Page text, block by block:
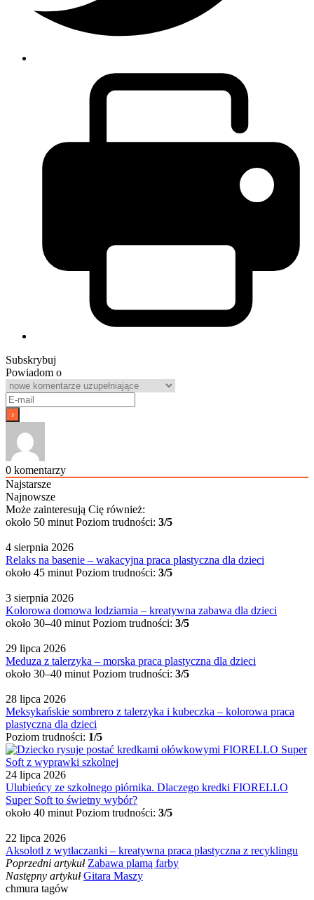
Subskrybuj
Powiadom o
0 komentarzy
Najstarsze
Najnowsze
Może zainteresują Cię również:
około 50 minut Poziom trudności: 3/5
4 sierpnia 2026
Relaks na basenie – wakacyjna praca plastyczna dla dzieci
około 45 minut Poziom trudności: 3/5
3 sierpnia 2026
Kolorowa domowa lodziarnia – kreatywna zabawa dla dzieci
około 30–40 minut Poziom trudności: 3/5
29 lipca 2026
Meduza z talerzyka – morska praca plastyczna dla dzieci
około 30–40 minut Poziom trudności: 3/5
28 lipca 2026
Meksykańskie sombrero z talerzyka i kubeczka – kolorowa praca
plastyczna dla dzieci
Poziom trudności: 1/5
24 lipca 2026
Ulubieńcy ze szkolnego piórnika. Dlaczego kredki FIORELLO
Super Soft to świetny wybór?
około 40 minut Poziom trudności: 3/5
22 lipca 2026
Aksolotl z wytłaczanki – kreatywna praca plastyczna z recyklingu
Poprzedni artykuł Zabawa plamą farby
Następny artykuł Gitara Maszy
chmura tagów